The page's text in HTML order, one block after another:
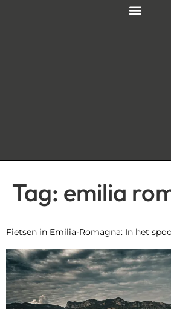
Tag: emilia
Fietsen in Emilia-Romagna: In het